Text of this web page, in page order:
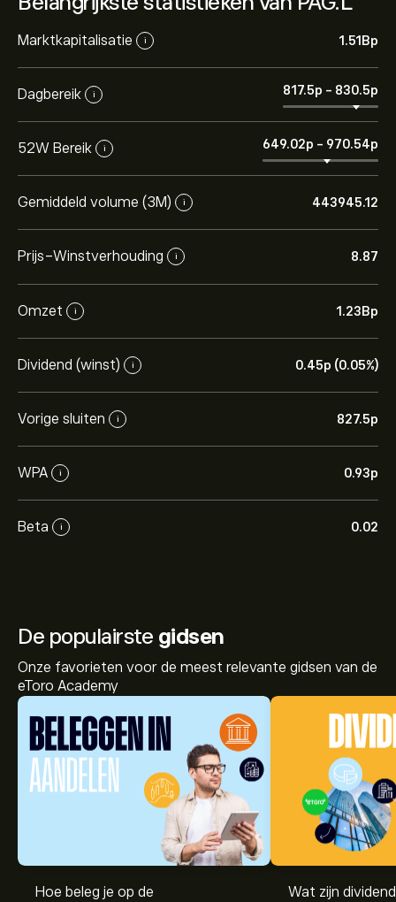
Marktkapitalisatie i 1.51B‎p‎
Dagbereik i 817.5‎p‎ - 830.5‎p‎
52W Bereik i 649.02‎p‎ - 970.54‎p‎
Gemiddeld volume (3M) i 443945.12
Prijs-Winstverhouding i 8.87
Omzet i 1.23B‎p‎
Dividend (winst) i 0.45‎p‎ (0.05%)
Vorige sluiten i 827.5‎p‎
WPA i 0.93‎p‎
Beta i 0.02
De populairste gidsen
Onze favorieten voor de meest relevante gidsen van de
eToro Academy
Hoe beleg je op de
Wat zijn